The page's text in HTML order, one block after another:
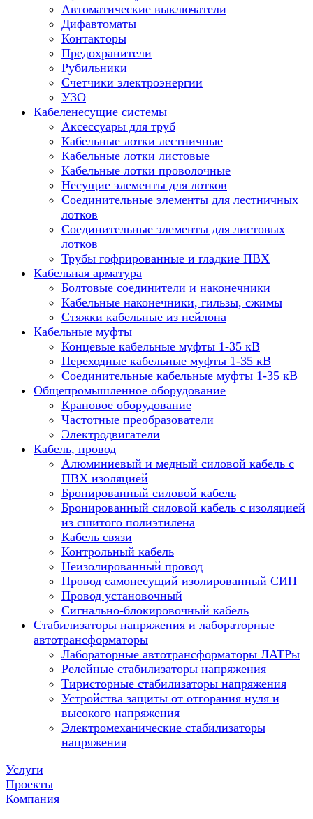
Автоматические выключатели
Дифавтоматы
Контакторы
Предохранители
Рубильники
Счетчики электроэнергии
УЗО
Кабеленесущие системы
Аксессуары для труб
Кабельные лотки лестничные
Кабельные лотки листовые
Кабельные лотки проволочные
Несущие элементы для лотков
Соединительные элементы для лестничных
лотков
Соединительные элементы для листовых
лотков
Трубы гофрированные и гладкие ПВХ
Кабельная арматура
Болтовые соединители и наконечники
Кабельные наконечники, гильзы, сжимы
Стяжки кабельные из нейлона
Кабельные муфты
Концевые кабельные муфты 1-35 кВ
Переходные кабельные муфты 1-35 кВ
Соединительные кабельные муфты 1-35 кВ
Общепромышленное оборудование
Крановое оборудование
Частотные преобразователи
Электродвигатели
Кабель, провод
Алюминиевый и медный силовой кабель с
ПВХ изоляцией
Бронированный силовой кабель
Бронированный силовой кабель с изоляцией
из сшитого полиэтилена
Кабель связи
Контрольный кабель
Неизолированный провод
Провод самонесущий изолированный СИП
Провод установочный
Сигнально-блокировочный кабель
Стабилизаторы напряжения и лабораторные
автотрансформаторы
Лабораторные автотрансформаторы ЛАТРы
Релейные стабилизаторы напряжения
Тиристорные стабилизаторы напряжения
Устройства защиты от отгорания нуля и
высокого напряжения
Электромеханические стабилизаторы
напряжения
Услуги
Проекты
Компания